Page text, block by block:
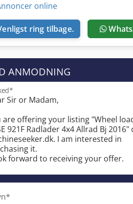
online
ring tilbage.
ANMODNING